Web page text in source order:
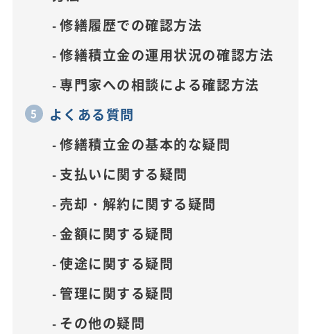
修繕履歴での確認方法
修繕積立金の運用状況の確認方法
専門家への相談による確認方法
よくある質問
修繕積立金の基本的な疑問
支払いに関する疑問
売却・解約に関する疑問
金額に関する疑問
使途に関する疑問
管理に関する疑問
その他の疑問